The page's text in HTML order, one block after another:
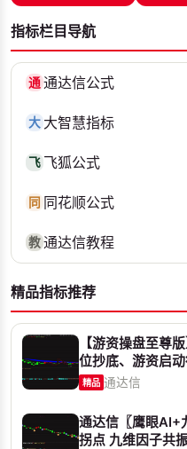
指标栏目导航
通通达信公式
大 大智慧指标
飞 飞狐公式
同 同花顺公式
教通达信教程
精品指标推荐
【游资操盘至尊
位抄底、游资启
精品 通达信
通达信〖鹰眼AI+
拐点 九维因子共